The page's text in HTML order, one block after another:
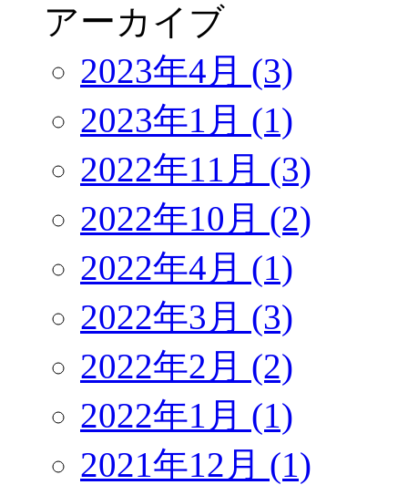
アーカイブ
2023年4月 (3)
2023年1月 (1)
2022年11月 (3)
2022年10月 (2)
2022年4月 (1)
2022年3月 (3)
2022年2月 (2)
2022年1月 (1)
2021年12月 (1)